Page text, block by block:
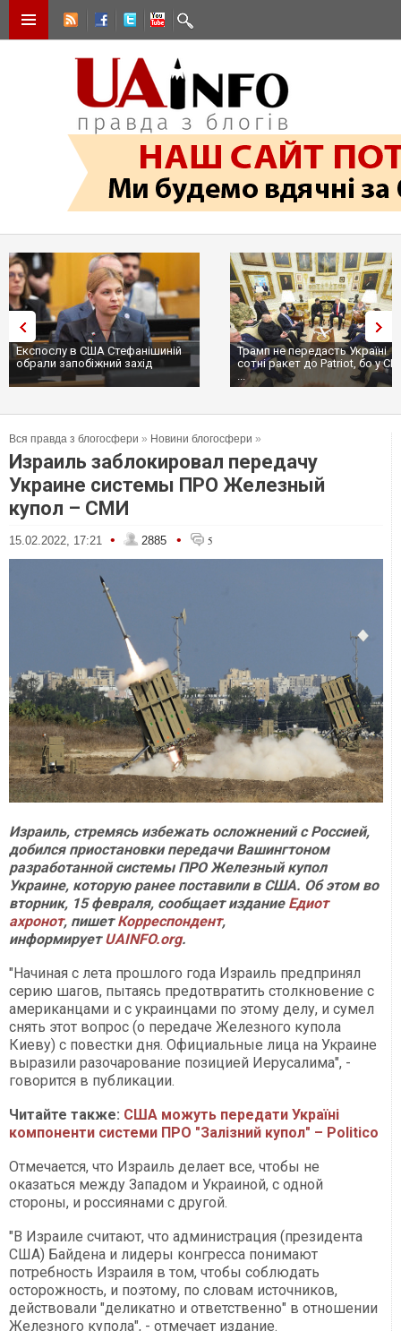
Експослу в США Стефанішиній
обрали запобіжний захід
Трамп не передасть Україні
сотні ракет до Patriot, бо у
...
Вся правда з блогосфери » Новини блогосфери »
Израиль заблокировал передачу
Украине системы ПРО Железный
купол – СМИ
15.02.2022, 17:21 • 2885 • 5
Израиль, стремясь избежать осложнений с Россией,
добился приостановки передачи Вашингтоном
разработанной системы ПРО Железный купол
Украине, которую ранее поставили в США. Об этом во
вторник, 15 февраля, сообщает издание Едиот
ахронот, пишетКорреспондент,
информируетUAINFO.org.
"Начиная с лета прошлого года Израиль предпринял
серию шагов, пытаясь предотвратить столкновение с
американцами и с украинцами по этому делу, и сумел
снять этот вопрос (о передаче Железного купола
Киеву) с повестки дня. Официальные лица на Украине
выразили разочарование позицией Иерусалима", -
говорится в публикации.
Читайте также: США можуть передати Україні
компоненти системи ПРО "Залізний купол" – Politico
Отмечается, что Израиль делает все, чтобы не
оказаться между Западом и Украиной, с одной
стороны, и россиянами с другой.
"В Израиле считают, что администрация (президента
США) Байдена и лидеры конгресса понимают
потребность Израиля в том, чтобы соблюдать
осторожность, и поэтому, по словам источников,
действовали "деликатно и ответственно" в отношении
Железного купола", - отмечает издание.